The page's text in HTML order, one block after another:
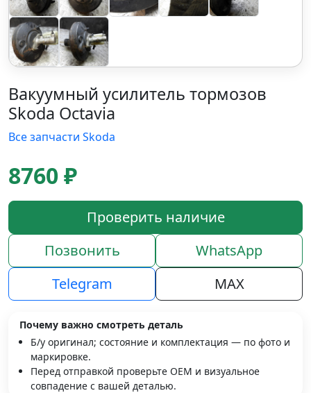
Вакуумный усилитель тормозов
Skoda Octavia
Все запчасти Skoda
8760 ₽
Проверить наличие
Позвонить
WhatsApp
Telegram
MAX
Почему важно смотреть деталь
Б/у оригинал; состояние и комплектация — по фото и
маркировке.
Перед отправкой проверьте OEM и визуальное
совпадение с вашей деталью.